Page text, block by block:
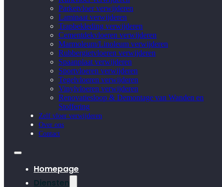
Parketvloer verwijderen
Laminaat verwijderen
Trapbekleding verwijderen
Cementdekvloeren verwijderen
Marmoleum/Linoleum verwijderen
Rubbergietvloeren verwijderen
Spaanplaat verwijderen
Sportvloeren verwijderen
Tegelvloeren verwijderen
Vinylvloeren verwijderen
Renovatiesloop & Demontage van Wanden en
Stoffering
Zelf vloer verwijderen
Over ons
Contact
Homepage
Diensten